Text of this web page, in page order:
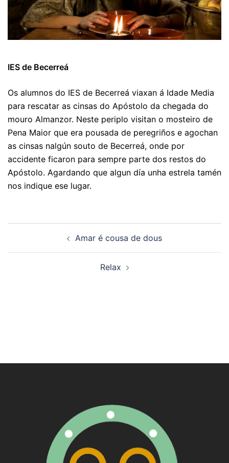
IES de Becerreá
Os alumnos do IES de Becerreá viaxan á Idade Media
para rescatar as cinsas do Apóstolo da chegada do
mouro Almanzor. Neste periplo visitan o mosteiro de
Pena Maior que era pousada de peregriños e agochan
as cinsas nalgún souto de Becerreá, onde por
accidente ficaron para sempre parte dos restos do
Apóstolo. Agardando que algun día unha estrela tamén
nos indique ese lugar.
Amar é cousa de dous
Relax